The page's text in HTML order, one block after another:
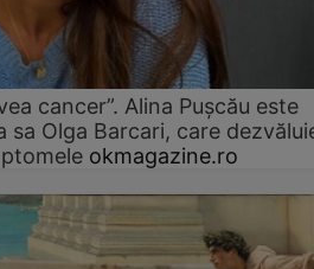
cancer”. Alina Pușcău este
sa Olga Barcari, care
okmagazine.ro